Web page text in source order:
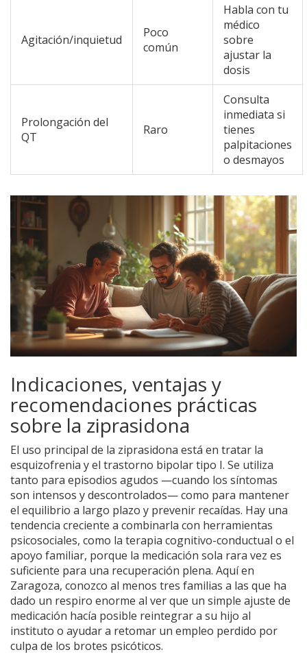
Agitación/inquietud
Poco
común
Habla con tu
médico
sobre
ajustar la
dosis
Prolongación del
QT
Raro
Consulta
inmediata si
tienes
palpitaciones
o desmayos
Indicaciones, ventajas y
recomendaciones prácticas
sobre la ziprasidona
El uso principal de la ziprasidona está en tratar la
esquizofrenia y el trastorno bipolar tipo I. Se utiliza
tanto para episodios agudos —cuando los síntomas
son intensos y descontrolados— como para mantener
el equilibrio a largo plazo y prevenir recaídas. Hay una
tendencia creciente a combinarla con herramientas
psicosociales, como la terapia cognitivo-conductual o el
apoyo familiar, porque la medicación sola rara vez es
suficiente para una recuperación plena. Aquí en
Zaragoza, conozco al menos tres familias a las que ha
dado un respiro enorme al ver que un simple ajuste de
medicación hacía posible reintegrar a su hijo al
instituto o ayudar a retomar un empleo perdido por
culpa de los brotes psicóticos.